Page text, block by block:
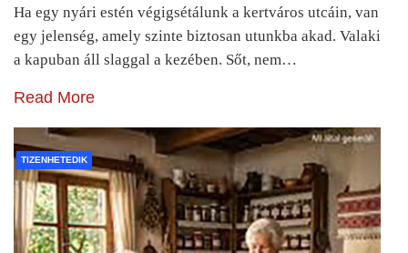
Ha egy nyári estén végigsétálunk a kertváros utcáin, van
egy jelenség, amely szinte biztosan utunkba akad. Valaki
a kapuban áll slaggal a kezében. Sőt, nem…
Read More
TIZENHETEDIK